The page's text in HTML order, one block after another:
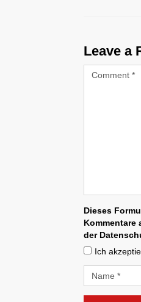
Leave a
Dieses
Kommentare
der
Ich